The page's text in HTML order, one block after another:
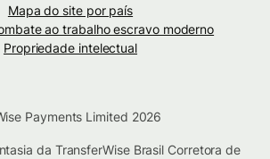
Mapa do site por país
ao trabalho escravo moderno
Propriedade intelectual
Payments Limited 2026
da TransferWise Brasil Corretora de